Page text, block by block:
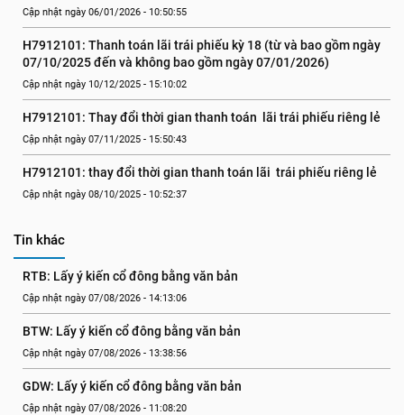
Cập nhật ngày 06/01/2026 - 10:50:55
H7912101: Thanh toán lãi trái phiếu kỳ 18 (từ và bao gồm ngày
07/10/2025 đến và không bao gồm ngày 07/01/2026)
Cập nhật ngày 10/12/2025 - 15:10:02
H7912101: Thay đổi thời gian thanh toán  lãi trái phiếu riêng lẻ
Cập nhật ngày 07/11/2025 - 15:50:43
H7912101: thay đổi thời gian thanh toán lãi  trái phiếu riêng lẻ
Cập nhật ngày 08/10/2025 - 10:52:37
Tin khác
RTB: Lấy ý kiến cổ đông bằng văn bản
Cập nhật ngày 07/08/2026 - 14:13:06
BTW: Lấy ý kiến cổ đông bằng văn bản
Cập nhật ngày 07/08/2026 - 13:38:56
GDW: Lấy ý kiến cổ đông bằng văn bản
Cập nhật ngày 07/08/2026 - 11:08:20